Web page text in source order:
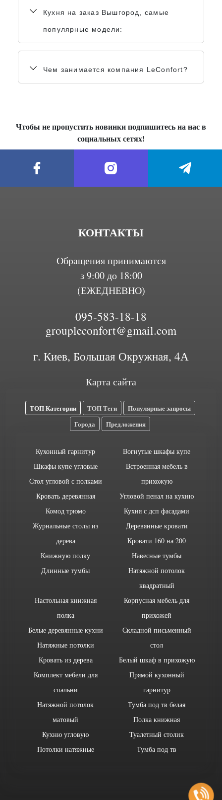
Кухня на заказ Вышгород, самые
популярные модели:
Чем занимается компания LeConfort?
Чтобы не пропустить новинки подпишитесь на нас в
социальных сетях!
КОНТАКТЫ
Обращения принимаются
з 9:00 до 18:00
(ЕЖЕДНЕВНО)
095-583-18-18
groupleconfort@gmail.com
г. Киев, Большая Окружная, 4А
Карта сайта
ТОП Категории ТОП Теги
Популярные запросы
Города
Предложения
Кухонный гарнитур
Шкафы купе угловые
Стол угловой с полками
Кровать деревянная
Комод трюмо
Журнальные столы из
дерева
Книжную полку
Длинные тумбы
Вогнутые шкафы купе
Встроенная мебель в
прихожую
Угловой пенал на кухню
Кухня с дсп фасадами
Деревянные кровати
Кровати 160 на 200
Навесные тумбы
Натяжной потолок
квадратный
Настольная книжная
полка
Белые деревянные кухни
Натяжные потолки
Кровать из дерева
Комплект мебели для
спальни
Натяжной потолок
матовый
Кухню угловую
Потолки натяжные
Корпусная мебель для
прихожей
Складной письменный
стол
Белый шкаф в прихожую
Прямой кухонный
гарнитур
Тумба под тв белая
Полка книжная
Туалетный столик
Тумба под тв